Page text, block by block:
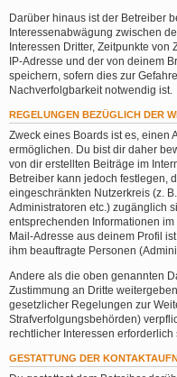
Darüber hinaus ist der Betreiber
Interessenabwägung zwischen
Interessen Dritter, Zeitpunkte von
IP-Adresse und der von deinem
speichern, sofern dies zur
Nachverfolgbarkeit notwendig ist.
REGELUNGEN BEZÜGLICH DER
Zweck eines Boards ist es, einen
ermöglichen. Du bist dir daher
von dir erstellten Beiträge im
Betreiber kann jedoch festlegen,
eingeschränkten Nutzerkreis (z.
Administratoren etc.) zugänglich
entsprechenden Informationen
Mail-Adresse aus deinem Profil
ihm beauftragte Personen
Andere als die oben genannten
Zustimmung an Dritte
gesetzlicher Regelungen zur
Strafverfolgungsbehörden)
rechtlicher Interessen erforderlich
GESTATTUNG DER